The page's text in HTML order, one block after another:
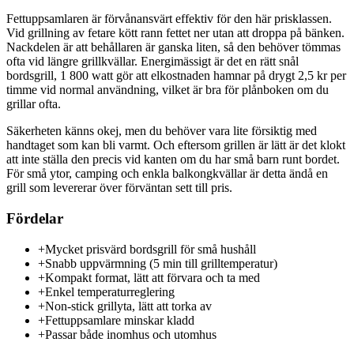
Fettuppsamlaren är förvånansvärt effektiv för den här prisklassen.
Vid grillning av fetare kött rann fettet ner utan att droppa på bänken.
Nackdelen är att behållaren är ganska liten, så den behöver tömmas
ofta vid längre grillkvällar. Energimässigt är det en rätt snål
bordsgrill, 1 800 watt gör att elkostnaden hamnar på drygt 2,5 kr per
timme vid normal användning, vilket är bra för plånboken om du
grillar ofta.
Säkerheten känns okej, men du behöver vara lite försiktig med
handtaget som kan bli varmt. Och eftersom grillen är lätt är det klokt
att inte ställa den precis vid kanten om du har små barn runt bordet.
För små ytor, camping och enkla balkongkvällar är detta ändå en
grill som levererar över förväntan sett till pris.
Fördelar
+Mycket prisvärd bordsgrill för små hushåll
+Snabb uppvärmning (5 min till grilltemperatur)
+Kompakt format, lätt att förvara och ta med
+Enkel temperaturreglering
+Non-stick grillyta, lätt att torka av
+Fettuppsamlare minskar kladd
+Passar både inomhus och utomhus